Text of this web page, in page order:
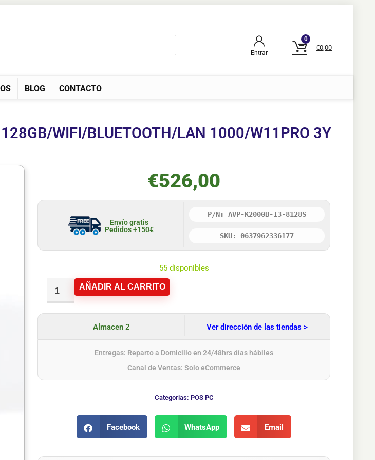
Entrar
0
€0,00
BLOG CONTACTO
WIFI/BLUETOOTH/LAN 1000/W11PRO 3Y
€526,00
Envío gratis
Pedidos +150€
P/N: AVP-K2000B-I3-8128S
SKU: 0637962336177
55 disponibles
AÑADIR AL CARRITO
Almacen 2 Ver dirección de las tiendas >
Entregas: Reparto a Domicilio en 24/48hrs días hábiles
Canal de Ventas: Solo eCommerce
Categorias: POS PC
Facebook WhatsApp Email